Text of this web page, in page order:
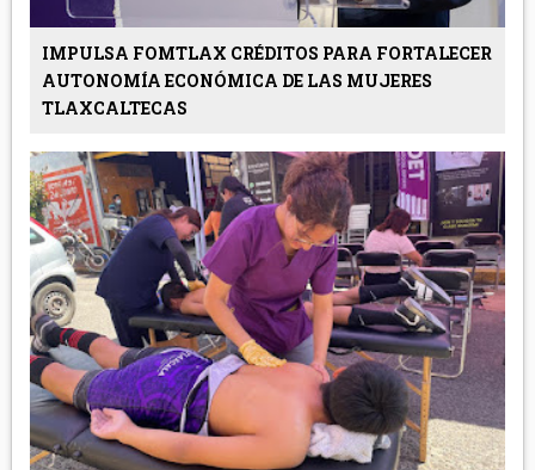
IMPULSA FOMTLAX CRÉDITOS PARA FORTALECER
AUTONOMÍA ECONÓMICA DE LAS MUJERES
TLAXCALTECAS